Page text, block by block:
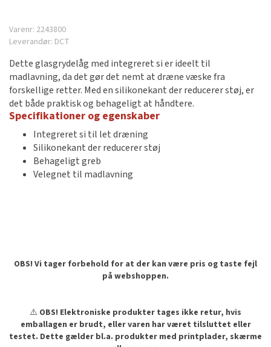
Varenr: 2243800
Leverandør: DCT
Dette glasgrydelåg med integreret si er ideelt til
madlavning, da det gør det nemt at dræne væske fra
forskellige retter. Med en silikonekant der reducerer støj, er
det både praktisk og behageligt at håndtere.
Specifikationer og egenskaber
Integreret si til let dræning
Silikonekant der reducerer støj
Behageligt greb
Velegnet til madlavning
OBS! Vi tager forbehold for at der kan være pris og taste fejl
på webshoppen.
⚠️ OBS! Elektroniske produkter tages ikke retur, hvis
emballagen er brudt, eller varen har været tilsluttet eller
testet. Dette gælder bl.a. produkter med printplader, skærme